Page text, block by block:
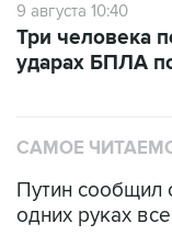
9 августа 10:40
Три человека
ударах БПЛА
САМОЕ
Путин сообщил
одних руках